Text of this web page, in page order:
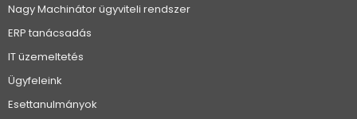
Nagy Machinátor ügyviteli rendszer
ERP tanácsadás
IT üzemeltetés
Ügyfeleink
Esettanulmányok